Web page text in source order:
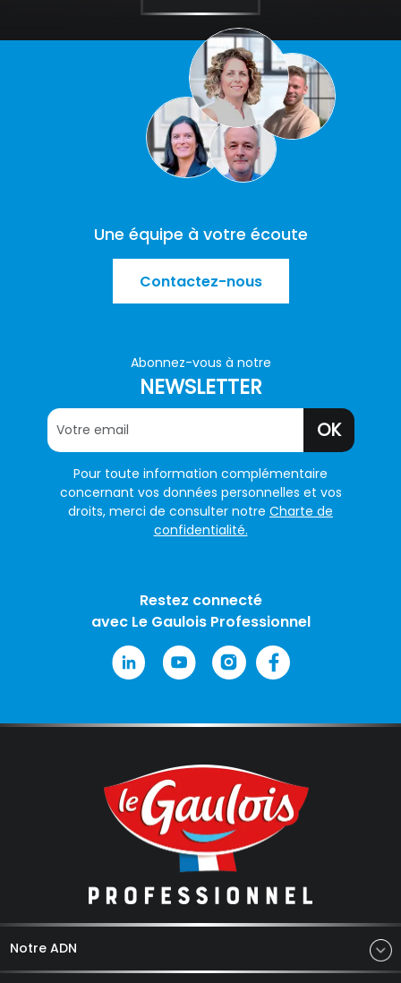
Une équipe à votre écoute
Contactez-nous
Abonnez-vous à notre
NEWSLETTER
OK
Pour toute information complémentaire
concernant vos données personnelles et vos
droits, merci de consulter notre Charte de
confidentialité.
Restez connecté
avec Le Gaulois Professionnel
Notre ADN